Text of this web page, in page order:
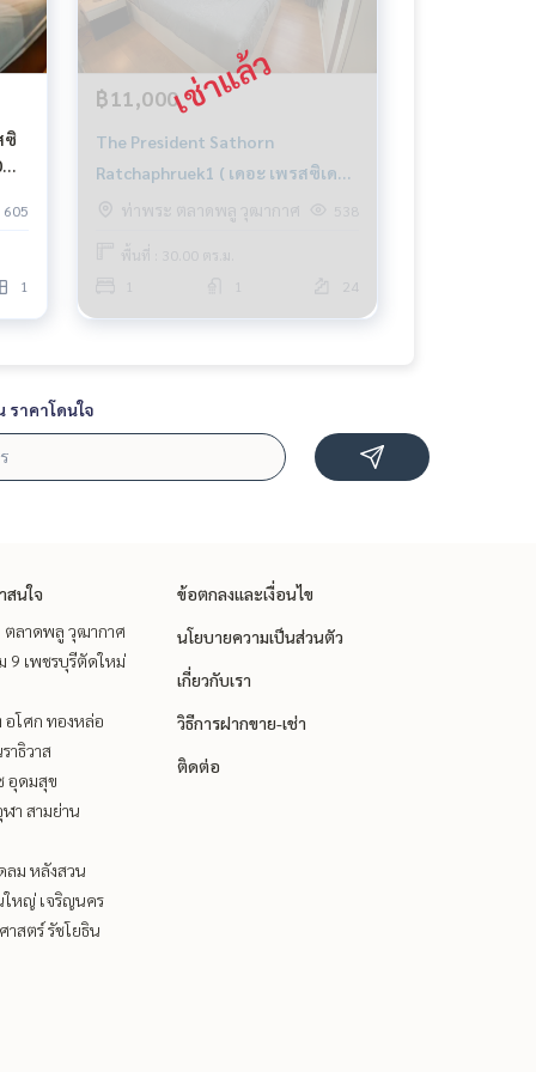
ซิ
605
1
฿11,000
The President Sathorn
Ratchaphruek1 ( เดอะ เพรสซิเดน
ท์ สาทร ราชพฤกษ์1)
ท่าพระ ตลาดพลู วุฒากาศ 538
พื้นที่ : 30.00 ตร.ม.
24
ราคาโดนใจ
สนใจ
ตลาดพลู วุฒากาศ
9 เพชรบุรีตัดใหม่
อโศก ทองหล่อ
าธิวาส
อุดมสุข
า สามย่าน
ลม หลังสวน
ใหญ่ เจริญนคร
าสตร์ รัชโยธิน
ข้อตกลงและเงื่อนไข
นโยบายความเป็นส่วนตัว
เกี่ยวกับเรา
วิธีการฝากขาย-เช่า
ติดต่อ